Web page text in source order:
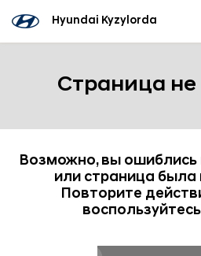
Hyundai Kyzylorda
Страница
Возможно, вы ошиблись
или страница
Повторите